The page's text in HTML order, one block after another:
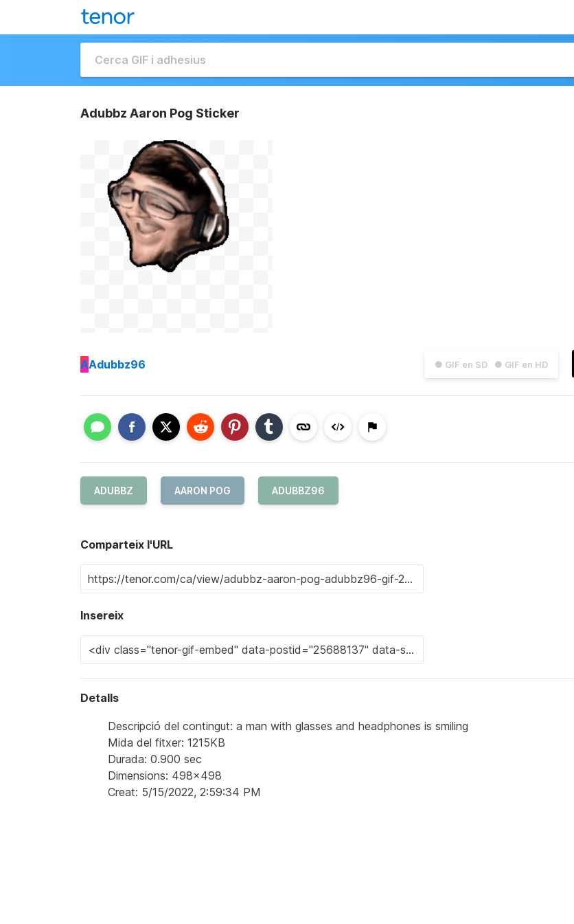
Adubbz Aaron Pog Sticker
● GIF en SD ● GIF en HD
AAdubbz96
ADUBBZ AARON POG ADUBBZ96
Comparteix l'URL
Insereix
Detalls
Descripció del contingut: a man with glasses and headphones is smiling
Mida del fitxer: 1215KB
Durada: 0.900 sec
Dimensions: 498x498
Creat: 5/15/2022, 2:59:34 PM